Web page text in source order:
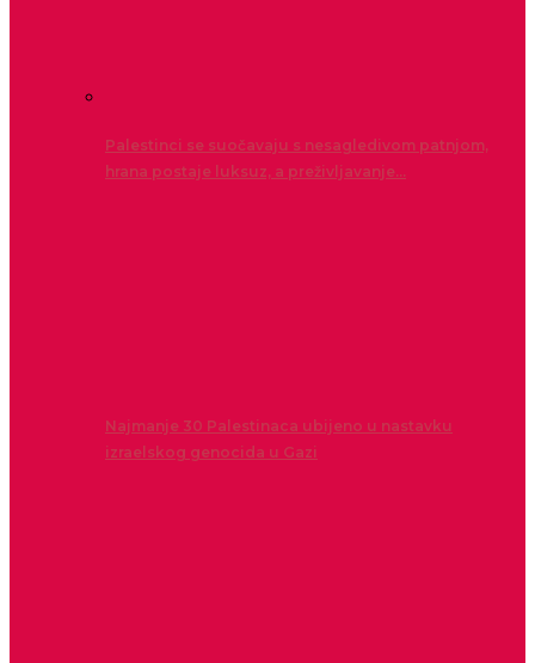
Palestinci se suočavaju s nesagledivom patnjom,
hrana postaje luksuz, a preživljavanje…
Najmanje 30 Palestinaca ubijeno u nastavku
izraelskog genocida u Gazi